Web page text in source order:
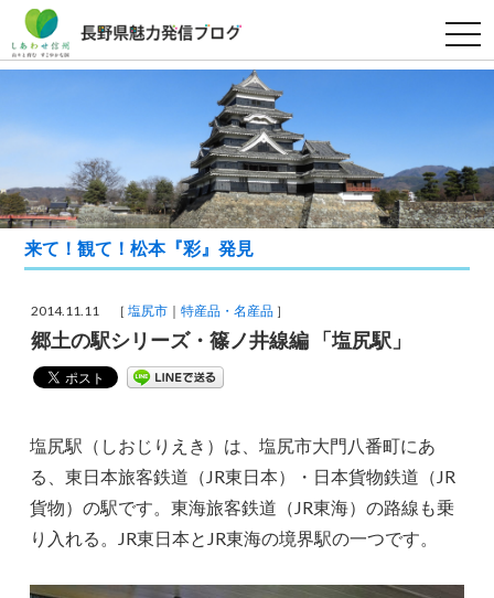
t
o
g
v
i
g
a
t
来て！観て！松本『彩』発見
2014.11.11 ［塩尻市 特産品・名産品 ］
郷土の駅シリーズ・篠ノ井線編 「塩尻駅」
塩尻駅（しおじりえき）は、塩尻市大門八番町にあ
る、東日本旅客鉄道（JR東日本）・日本貨物鉄道（JR
貨物）の駅です。東海旅客鉄道（JR東海）の路線も乗
り入れる。JR東日本とJR東海の境界駅の一つです。